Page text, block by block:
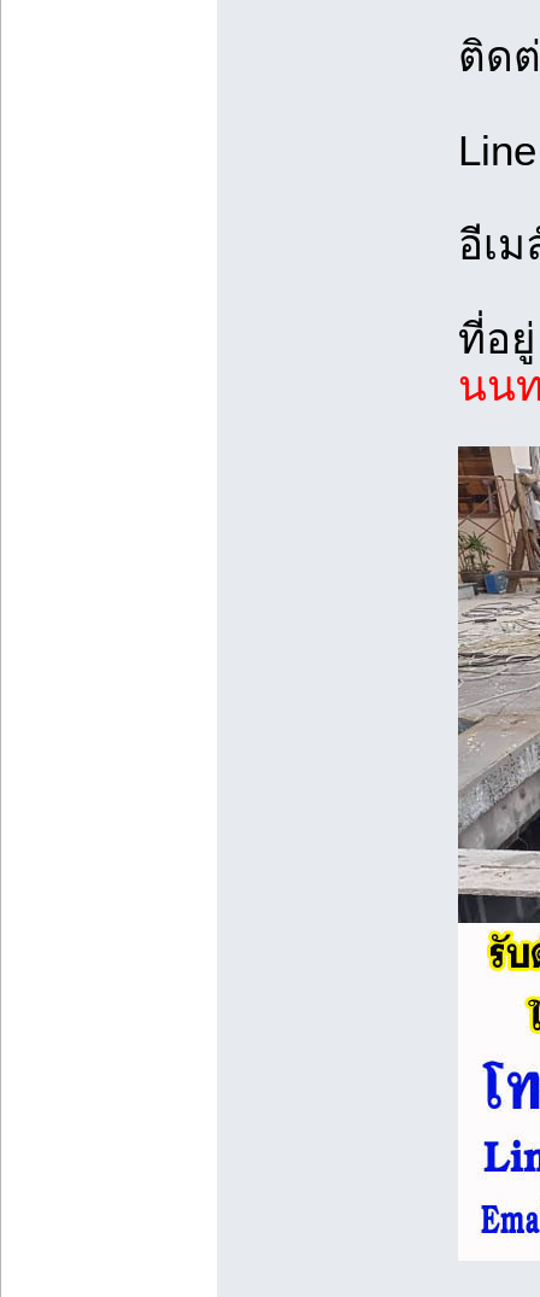
ติด
อีเ
ที่อ
นน